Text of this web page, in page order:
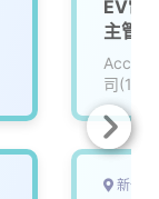
EV電
主管_
司
新竹